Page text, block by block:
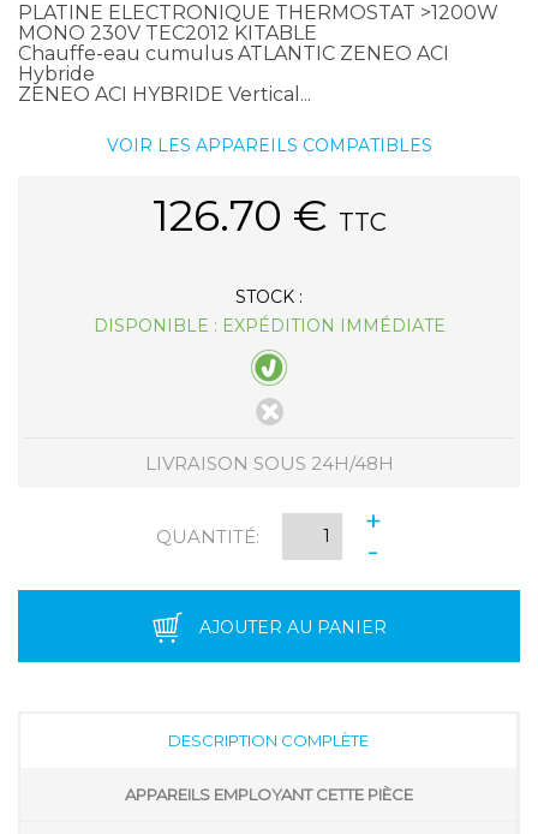
PLATINE ELECTRONIQUE THERMOSTAT >1200W
MONO 230V TEC2012 KITABLE
Chauffe-eau cumulus ATLANTIC ZENEO ACI
Hybride
ZENEO ACI HYBRIDE Vertical...
VOIR LES APPAREILS COMPATIBLES
126.70 € TTC
STOCK :
DISPONIBLE : EXPÉDITION IMMÉDIATE
LIVRAISON SOUS 24H/48H
QUANTITÉ:
+
-
AJOUTER AU PANIER
DESCRIPTION COMPLÈTE
APPAREILS EMPLOYANT CETTE PIÈCE